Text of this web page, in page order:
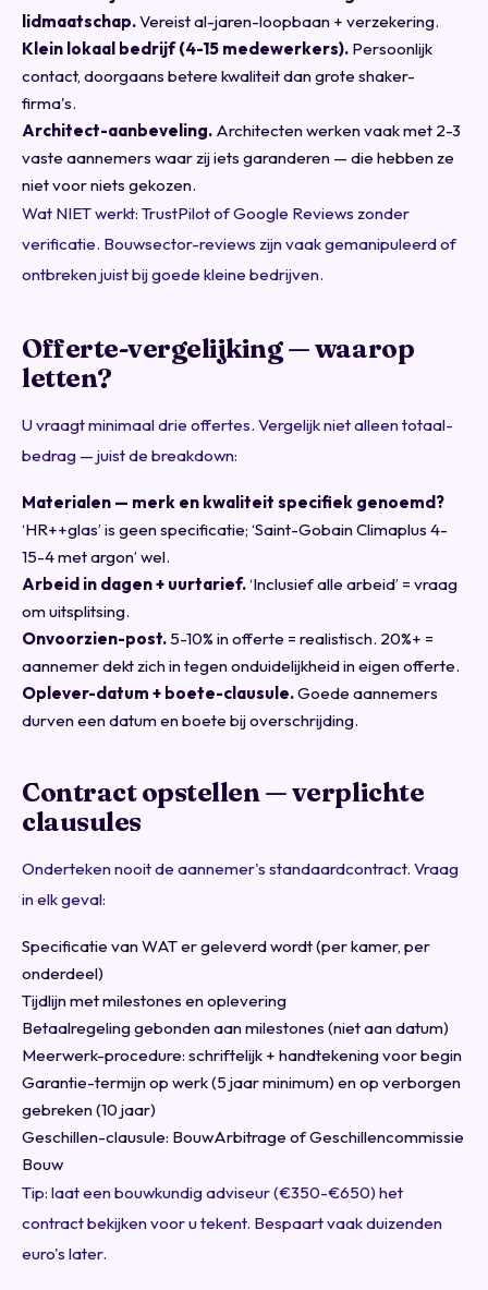
lidmaatschap.Vereist al-jaren-loopbaan + verzekering.
Klein lokaal bedrijf (4-15 medewerkers). Persoonlijk
contact, doorgaans betere kwaliteit dan grote shaker-
firma's.
Architect-aanbeveling. Architecten werken vaak met 2-3
vaste aannemers waar zij iets garanderen — die hebben ze
niet voor niets gekozen.
Wat NIET werkt: TrustPilot of Google Reviews zonder
verificatie. Bouwsector-reviews zijn vaak gemanipuleerd of
ontbreken juist bij goede kleine bedrijven.
Offerte-vergelijking — waarop
letten?
U vraagt minimaal drie offertes. Vergelijk niet alleen totaal-
bedrag — juist de breakdown:
Materialen — merk en kwaliteit specifiek genoemd?
‘HR++glas’ is geen specificatie; ‘Saint-Gobain Climaplus 4-
15-4 met argon’ wel.
Arbeid in dagen + uurtarief.‘Inclusief alle arbeid’ = vraag
om uitsplitsing.
Onvoorzien-post. 5-10% in offerte = realistisch. 20%+ =
aannemer dekt zich in tegen onduidelijkheid in eigen offerte.
Oplever-datum + boete-clausule.Goede aannemers
durven een datum en boete bij overschrijding.
Contract opstellen — verplichte
clausules
Onderteken nooit de aannemer's standaardcontract. Vraag
in elk geval:
Specificatie van WAT er geleverd wordt (per kamer, per
onderdeel)
Tijdlijn met milestones en oplevering
Betaalregeling gebonden aan milestones (niet aan datum)
Meerwerk-procedure: schriftelijk + handtekening voor begin
Garantie-termijn op werk (5 jaar minimum) en op verborgen
gebreken (10 jaar)
Geschillen-clausule: BouwArbitrage of Geschillencommissie
Bouw
Tip: laat een bouwkundig adviseur (€350-€650) het
contract bekijken voor u tekent. Bespaart vaak duizenden
euro's later.